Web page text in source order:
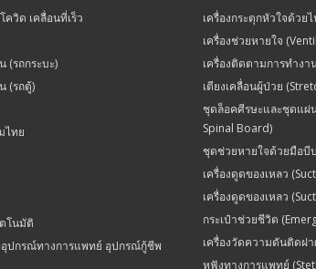
วิด เคลื่อนที่เร็ว
(รถกระบะ)
(รถตู้)
ไทย
โนมัติ
อุปกรณ์ทางการแพทย์ อุปกรณ์กู้ชีพ
เครื่องกระตุกหัวใจด้ว
เครื่องช่วยหายใจ
เครื่องติดตามการทำ
เตียงเคลื่อนผู้ป่วย
ชุดล็อคศีรษะและชุดแผ่
Spinal Board)
ชุดช่วยหายใจด้วยมือบี
เครื่องดูดของเหลว
เครื่องดูดของเหลว
กระเป๋าช่วยชีวิต
เครื่องวัดความดันติดฝ
หูฟังทางการแพทย์